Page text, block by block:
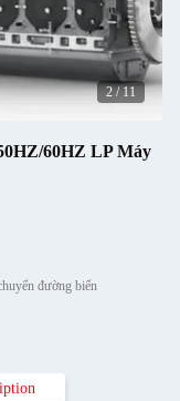
2/11
60HZ LP Máy
đường biển